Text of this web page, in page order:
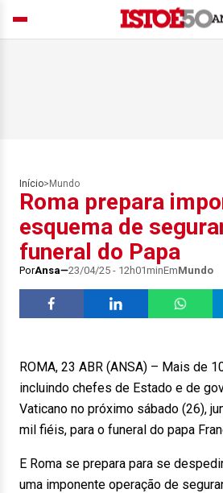
Início> Mundo
Roma prepara
esquema de
funeral do Papa
PorAnsa 23/04/25 - 12h01minEmMundo
ROMA, 23 ABR (ANSA) – Mais de
incluindo chefes de Estado e de
Vaticano no próximo sábado (26),
mil fiéis, para o funeral do papa
E Roma se prepara para se
uma imponente operação de